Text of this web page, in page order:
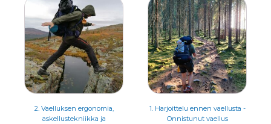
2. Vaelluksen ergonomia,
askellustekniikka ja
1. Harjoittelu ennen vaellusta -
Onnistunut vaellus